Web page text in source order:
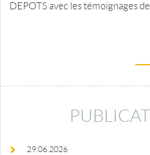
DEPOTS avec les témoignages
29.06.2026